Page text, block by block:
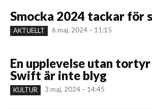
Smocka 2024 tackar för
AKTUELLT 6 maj, 2024 – 11:15
En upplevelse utan
Swift är inte blyg
KULTUR 3 maj, 2024 – 14:45